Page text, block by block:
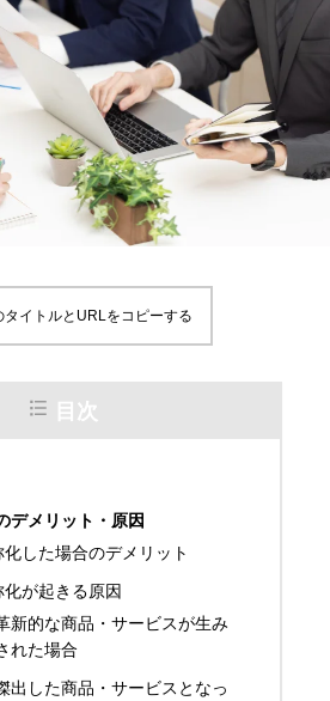
タイトルとURLをコピーする
目次
デメリット・原因
した場合のデメリット
が起きる原因
新的な商品・サービスが生み
れた場合
出した商品・サービスとなっ